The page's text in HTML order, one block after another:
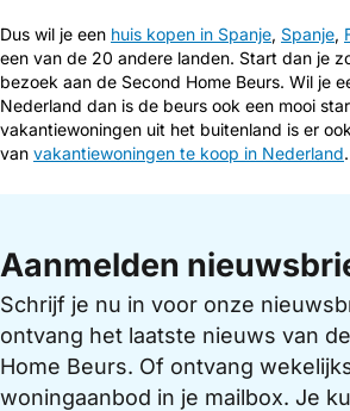
Dus wil je een huis kopen in Spanje, Spanje,
een van de 20 andere landen. Start dan je
bezoek aan de Second Home Beurs. Wil je
Nederland dan is de beurs ook een mooi
vakantiewoningen uit het buitenland is er
van vakantiewoningen te koop in Nederland.
Aanmelden
Schrijf je nu in voor onze
ontvang het laatste nieuws van
Home Beurs. Of ontvang
woningaanbod in je mailbox. Je